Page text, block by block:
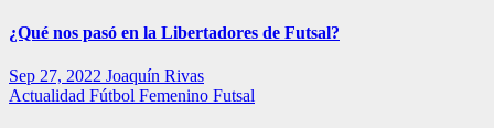
¿Qué nos pasó en la Libertadores de Futsal?
Sep 27, 2022 Joaquín Rivas
Actualidad Fútbol Femenino Futsal